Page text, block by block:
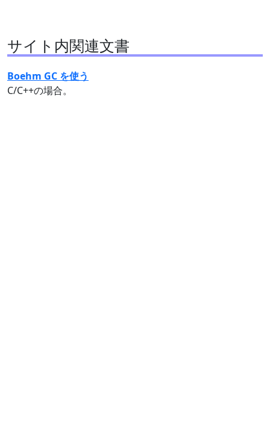
サイト内関連文書
Boehm GC を使う
C/C++の場合。